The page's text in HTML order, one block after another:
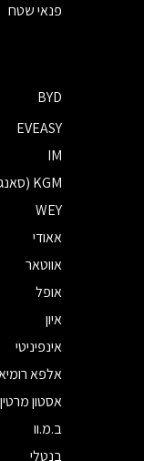
פנאי שטח
BYD
EVEASY
IM
KGM (סאנגיונג)
WEY
אאודי
אווטאר
אופל
איון
אינפיניטי
אלפא
אסטון מרטין
ב.מ.וו
בנטלי